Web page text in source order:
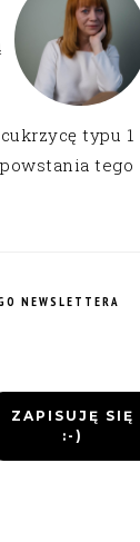
typu 1
tego
NEWSLETTERA